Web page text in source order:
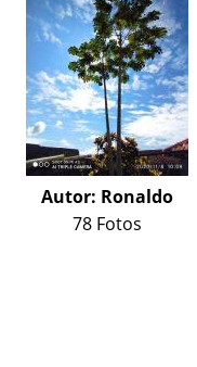
Autor: Ronaldo
78 Fotos